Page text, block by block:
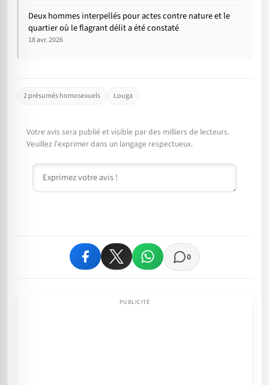
Deux hommes interpellés pour actes contre nature et le
quartier où le flagrant délit a été constaté
18 avr. 2026
2 présumés homosexuels Louga
Votre avis sera publié et visible par des milliers de lecteurs.
Veuillez l'exprimer dans un langage respectueux.
Commentaire
0